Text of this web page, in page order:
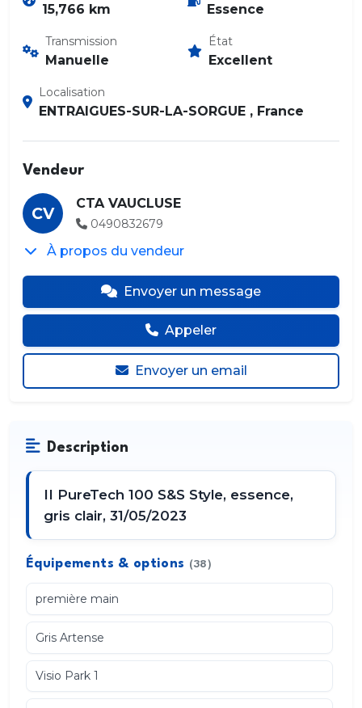
15,766 km Essence
Transmission
Manuelle
État
Excellent
Localisation
ENTRAIGUES-SUR-LA-SORGUE , France
Vendeur
CV
CTA VAUCLUSE
0490832679
À propos du vendeur
Envoyer un message
Appeler
Envoyer un email
Description
II PureTech 100 S&S Style, essence,
gris clair, 31/05/2023
Équipements & options (38)
première main
Gris Artense
Visio Park 1